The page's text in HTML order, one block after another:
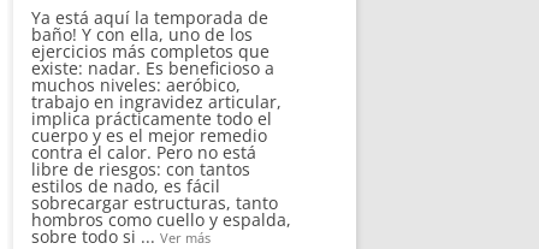
Ya está aquí la temporada de
baño! Y con ella, uno de los
ejercicios más completos que
existe: nadar. Es beneficioso a
muchos niveles: aeróbico,
trabajo en ingravidez articular,
implica prácticamente todo el
cuerpo y es el mejor remedio
contra el calor. Pero no está
libre de riesgos: con tantos
estilos de nado, es fácil
sobrecargar estructuras, tanto
hombros como cuello y espalda,
sobre todo si ... Ver más